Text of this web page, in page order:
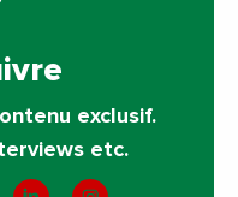
exclusif.
etc.